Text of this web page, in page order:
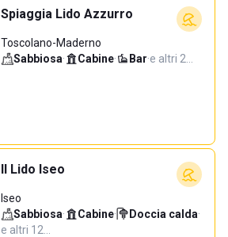
Spiaggia Lido Azzurro
Toscolano-Maderno
Sabbiosa· Cabine· Bar·e altri 2…
Il Lido Iseo
Iseo
Sabbiosa· Cabine· Doccia calda·
e altri 12…